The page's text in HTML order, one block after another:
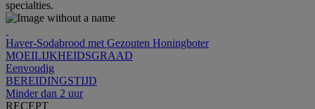
specialties.
Haver-Sodabrood met Gezouten Honingboter
MOEILIJKHEIDSGRAAD
Eenvoudig
BEREIDINGSTIJD
Minder dan 2 uur
RECEPT